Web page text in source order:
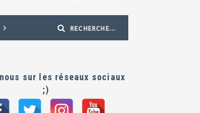
sur les réseaux sociaux
;)